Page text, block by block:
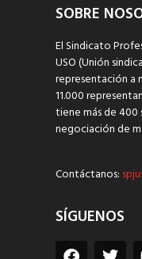
SOBRE
El Sindicato
USO (Unión
representación a
11.000
tiene más de 400
negociación de
Contáctanos:
SÍGUENOS